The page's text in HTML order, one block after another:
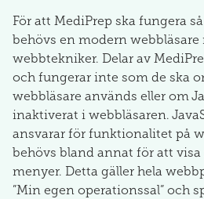
För att MediPrep ska fungera
behövs en modern webbläsare
webbtekniker. Delar av
och fungerar inte som de ska
webbläsare används eller om
inaktiverat i webbläsaren.
ansvarar för funktionalitet på
behövs bland annat för att
menyer. Detta gäller hela
”Min egen operationssal” och